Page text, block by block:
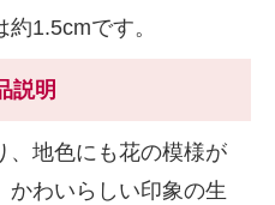
1.5cmです。
説明
、地色にも花の模様が
かわいらしい印象の生